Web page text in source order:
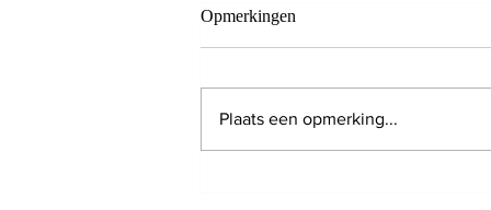
Opmerkingen
Plaats een opmerking...